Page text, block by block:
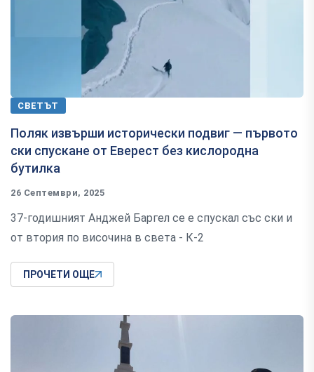
СВЕТЪТ
Поляк извърши исторически подвиг — първото
ски спускане от Еверест без кислородна
бутилка
26 Септември, 2025
37-годишният Анджей Баргел се е спускал със ски и
от втория по височина в света - К-2
ПРОЧЕТИ ОЩЕ